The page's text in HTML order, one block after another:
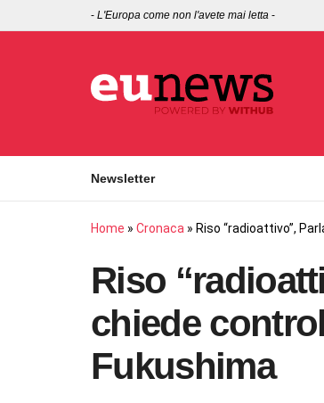
- L'Europa come non l'avete mai letta -
Newsletter
Home » Cronaca » Riso “radioattivo”,
Riso
chiede
Fukushima